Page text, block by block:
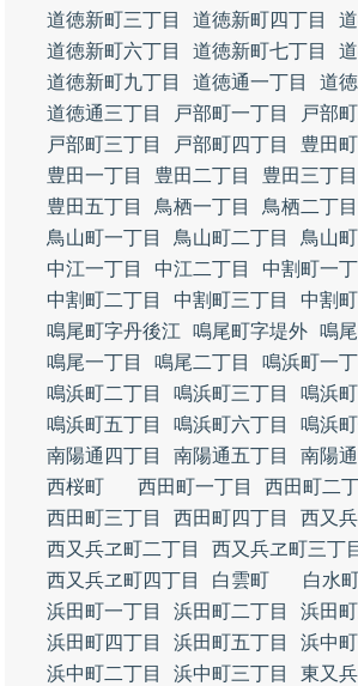
道徳新町三丁目
道徳新町四丁目
道徳新町六丁目
道徳新町七丁目
道徳新町九丁目
道徳通一丁目
道
道徳通三丁目
戸部町一丁目
戸部
戸部町三丁目
戸部町四丁目
豊田町
豊田一丁目
豊田二丁目 豊田三丁目
豊田五丁目
鳥栖一丁目
鳥栖二丁目
鳥山町一丁目
鳥山町二丁目
鳥山
中江一丁目
中江二丁目
中割町一丁
中割町二丁目
中割町三丁目
中割
鳴尾町字丹後江
鳴尾町字堤外 鳴
鳴尾一丁目
鳴尾二丁目
鳴浜町一丁
鳴浜町二丁目
鳴浜町三丁目
鳴浜
鳴浜町五丁目
鳴浜町六丁目
鳴浜
南陽通四丁目
南陽通五丁目
南陽
西桜町
西田町一丁目
西田町二
西田町三丁目
西田町四丁目
西又
西又兵ヱ町二丁目
西又兵ヱ町三丁
西又兵ヱ町四丁目
白雲町
白水
浜田町一丁目
浜田町二丁目
浜田
浜田町四丁目
浜田町五丁目
浜中
浜中町二丁目
浜中町三丁目
東又